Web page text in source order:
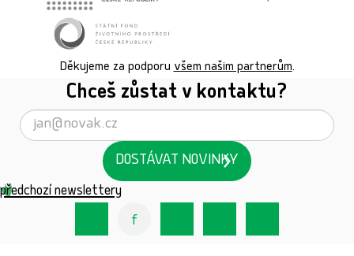
Děkujeme za podporuvšem našim partnerům.
Chceš zůstat v kontaktu?
DOSTÁVAT NOVINKY
předchozí newslettery